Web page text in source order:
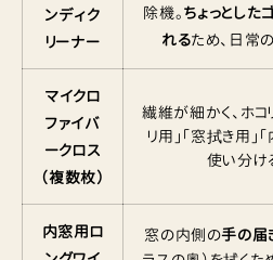
ンディク
リーナー
除機。ちょっとした
れるため、日常
マイクロ
ファイバ
ークロス
（複数枚）
繊維が細かく、ホコ
リ用」「窓拭き用」
使い分け
内窓用ロ
窓の内側の手の届